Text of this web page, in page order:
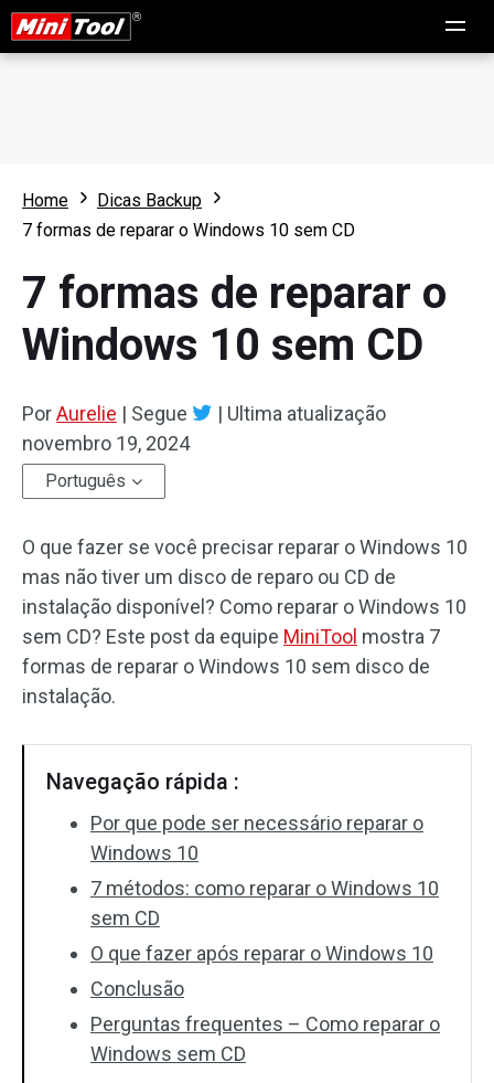
Home
Dicas Backup
7 formas de reparar o Windows 10 sem CD
7 formas de reparar o
Windows 10 sem CD
PorAurelie | Segue | Ultima atualização
novembro 19, 2024
Português
O que fazer se você precisar reparar o Windows 10
mas não tiver um disco de reparo ou CD de
instalação disponível? Como reparar o Windows 10
sem CD? Este post da equipe MiniTool mostra 7
formas de reparar o Windows 10 sem disco de
instalação.
Navegação rápida :
Por que pode ser necessário reparar o
Windows 10
7 métodos: como reparar o Windows 10
sem CD
O que fazer após reparar o Windows 10
Conclusão
Perguntas frequentes – Como reparar o
Windows sem CD